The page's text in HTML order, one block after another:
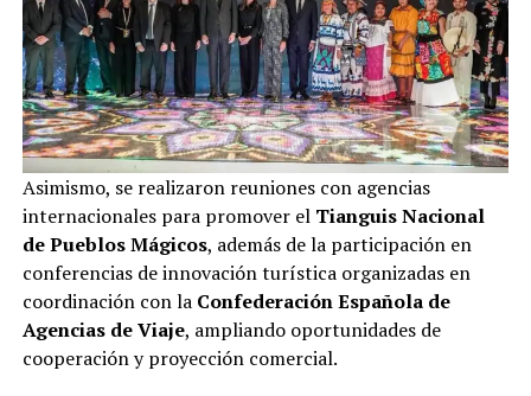
Asimismo, se realizaron reuniones con agencias
internacionales para promover el Tianguis Nacional
de Pueblos Mágicos, además de la participación en
conferencias de innovación turística organizadas en
coordinación con la Confederación Española de
Agencias de Viaje, ampliando oportunidades de
cooperación y proyección comercial.